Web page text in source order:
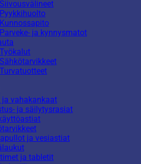
Siivousvälineet
Pyykkihuolto
Kunnossapito
Parveke- ja kynnysmatot
Työkalut
Sähkötarvikkeet
Turvatuotteet
ja vahakankaat
ja säilytysrasiat
ja vesiastiat
ja tabletit